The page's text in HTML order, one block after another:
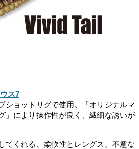
ス7
ショットリグで使用。「オリジナルマ
」により操作性が良く、繊細な誘いが
てくれる、柔軟性とレングス。不意な